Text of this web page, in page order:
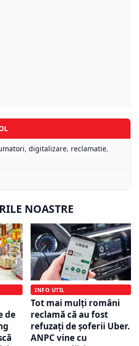
, digitalizare, reclamatie,
NOASTRE
de
INFO UTIL
Tot mai mulți români
reclamă că au fost
refuzați de șoferii Uber.
ANPC vine cu